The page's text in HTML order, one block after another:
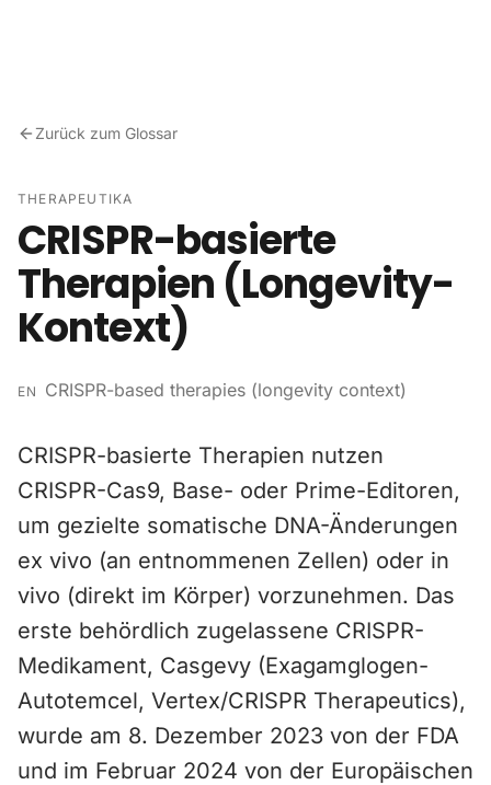
Zurück zum Glossar
THERAPEUTIKA
CRISPR-basierte
Therapien (Longevity-
Kontext)
EN CRISPR-based therapies (longevity context)
CRISPR-basierte Therapien nutzen
CRISPR-Cas9, Base- oder Prime-Editoren,
um gezielte somatische DNA-Änderungen
ex vivo (an entnommenen Zellen) oder in
vivo (direkt im Körper) vorzunehmen. Das
erste behördlich zugelassene CRISPR-
Medikament, Casgevy (Exagamglogen-
Autotemcel, Vertex/CRISPR Therapeutics),
wurde am 8. Dezember 2023 von der FDA
und im Februar 2024 von der Europäischen